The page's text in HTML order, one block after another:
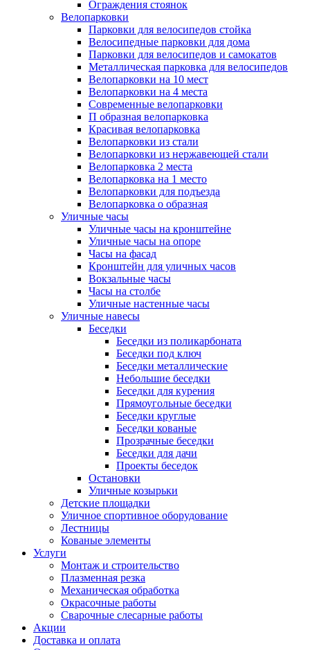
Ограждения стоянок
Велопарковки
Парковки для велосипедов стойка
Велосипедные парковки для дома
Парковки для велосипедов и самокатов
Металлическая парковка для велосипедов
Велопарковки на 10 мест
Велопарковки на 4 места
Современные велопарковки
П образная велопарковка
Красивая велопарковка
Велопарковки из стали
Велопарковки из нержавеющей стали
Велопарковка 2 места
Велопарковка на 1 место
Велопарковки для подъезда
Велопарковка о образная
Уличные часы
Уличные часы на кронштейне
Уличные часы на опоре
Часы на фасад
Кронштейн для уличных часов
Вокзальные часы
Часы на столбе
Уличные настенные часы
Уличные навесы
Беседки
Беседки из поликарбоната
Беседки под ключ
Беседки металлические
Небольшие беседки
Беседки для курения
Прямоугольные беседки
Беседки круглые
Беседки кованые
Прозрачные беседки
Беседки для дачи
Проекты беседок
Остановки
Уличные козырьки
Детские площадки
Уличное спортивное оборудование
Лестницы
Кованые элементы
Услуги
Монтаж и строительство
Плазменная резка
Механическая обработка
Окрасочные работы
Сварочные слесарные работы
Акции
Доставка и оплата